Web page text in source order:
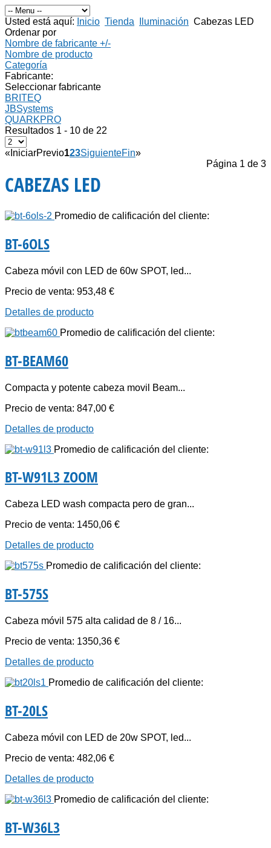
Usted está aquí: Inicio Tienda Iluminación Cabezas LED
Ordenar por
Nombre de fabricante +/-
Nombre de producto
Categoría
Fabricante:
Seleccionar fabricante
BRITEQ
JBSystems
QUARKPRO
Resultados 1 - 10 de 22
« IniciarPrevio123SiguienteFin»
Página 1 de 3
CABEZAS LED
Promedio de calificación del cliente:
BT-6OLS
Cabeza móvil con LED de 60w SPOT, led...
Precio de venta: 953,48 €
Detalles de producto
Promedio de calificación del cliente:
BT-BEAM60
Compacta y potente cabeza movil Beam...
Precio de venta: 847,00 €
Detalles de producto
Promedio de calificación del cliente:
BT-W91L3 ZOOM
Cabeza LED wash compacta pero de gran...
Precio de venta: 1450,06 €
Detalles de producto
Promedio de calificación del cliente:
BT-575S
Cabeza móvil 575 alta calidad de 8 / 16...
Precio de venta: 1350,36 €
Detalles de producto
Promedio de calificación del cliente:
BT-20LS
Cabeza móvil con LED de 20w SPOT, led...
Precio de venta: 482,06 €
Detalles de producto
Promedio de calificación del cliente:
BT-W36L3